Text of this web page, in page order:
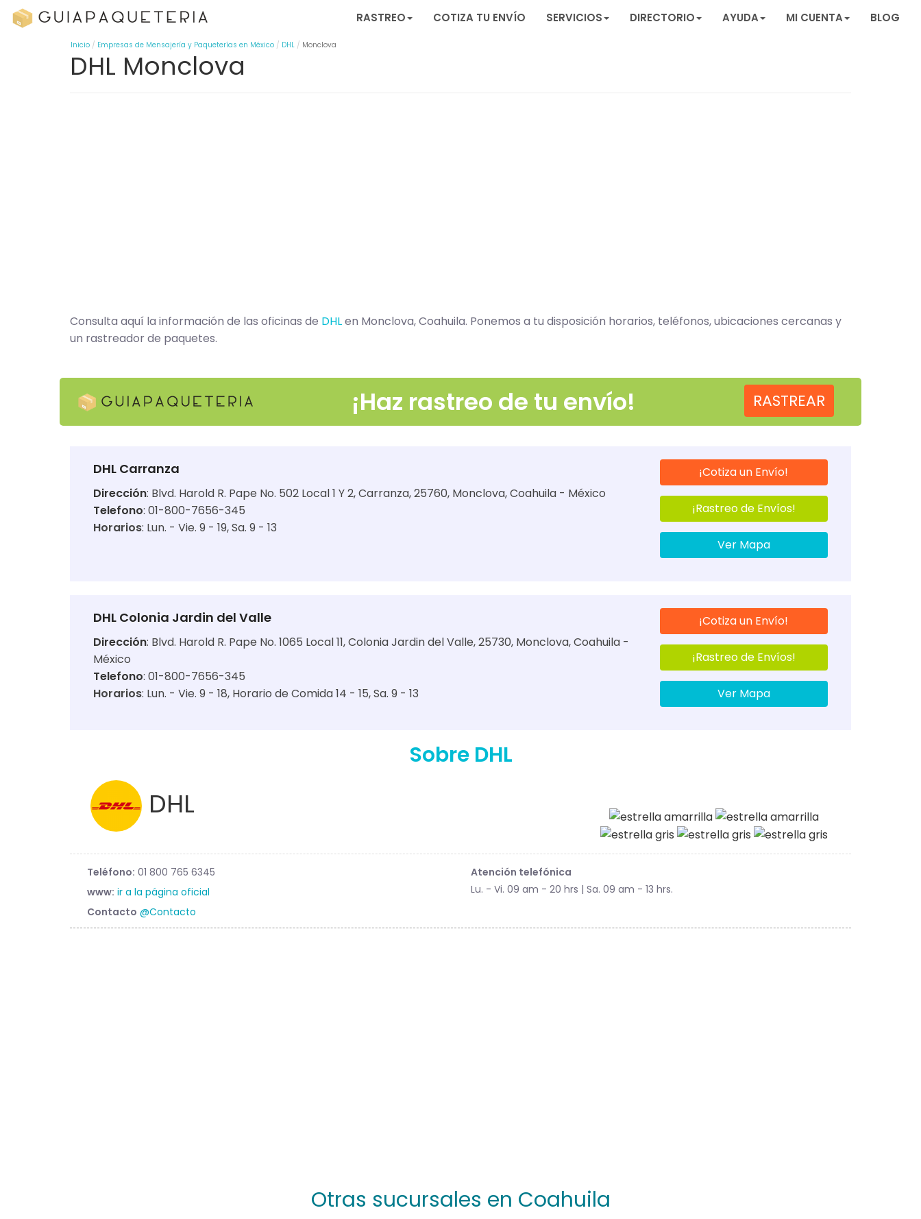
RASTREO COTIZA TU ENVÍO SERVICIOS DIRECTORIO AYUDA MI CUENTA BLOG
Inicio Empresas de Mensajería y Paqueterías en México DHL Monclova
DHL Monclova
Consulta aquí la información de las oficinas de DHLen Monclova, Coahuila. Ponemos a tu disposición horarios, teléfonos, ubicaciones cercanas y
un rastreador de paquetes.
¡Haz rastreo de tu envío! RASTREAR
DHL Carranza
Dirección: Blvd. Harold R. Pape No. 502 Local 1 Y 2, Carranza, 25760, Monclova, Coahuila - México
Telefono: 01-800-7656-345
Horarios: Lun. - Vie. 9 - 19 Sa. 9 - 13
¡Cotiza un Envío!
¡Rastreo de Envíos!
Ver Mapa
DHL Colonia Jardin del Valle
Dirección: Blvd. Harold R. Pape No. 1065 Local 11, Colonia Jardin del Valle, 25730, Monclova, Coahuila -
México
Telefono: 01-800-7656-345
Horarios: Lun. - Vie. 9 - 18 Horario de Comida 14 - 15 Sa. 9 - 13
¡Cotiza un Envío!
¡Rastreo de Envíos!
Ver Mapa
Sobre DHL
DHL
Teléfono: 01 800 765 6345
www: ir a la página oficial
Contacto @Contacto
Atención telefónica
Lu. - Vi. 09 am - 20 hrs | Sa. 09 am - 13 hrs.
Otras sucursales en Coahuila